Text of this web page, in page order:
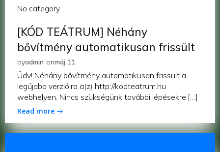
No category
[KÓD TEÁTRUM] Néhány
bővítmény automatikusan frissült
byadmin onmáj 11
Üdv! Néhány bővítmény automatikusan frissült a
legújabb verzióira a(z) http://kodteatrum.hu
webhelyen. Nincs szükségünk további lépésekre.[…]
Read more